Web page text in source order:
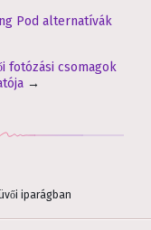
Pod alternatívák
fotózási csomagok
→
iparágban